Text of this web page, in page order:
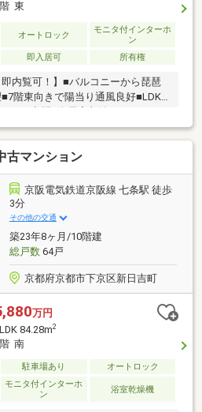
東
オートロック
モニタ付インターホ
ン
即入居可 所有権
即内覧可！】■バルコニーから琵琶
階東向きで陽当り通風良好■LDK
っきり収納
マンション
京阪電気鉄道京阪線 七条駅 徒歩
3分
その他の交通
築23年8ヶ月/10階建
総戸数64戸
京都府京都市下京区新日吉町
万円
84.28m2
南
駐車場あり オートロック
モニタ付インターホ
ン
浴室乾燥機